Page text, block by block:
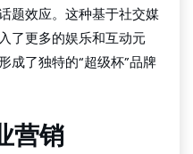
题效应。这种基于社交媒
了更多的娱乐和互动元
成了独特的“超级杯”品牌
营销